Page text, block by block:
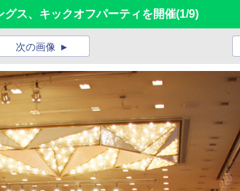
グス、キックオフパーティを開催(1/9)
次の画像